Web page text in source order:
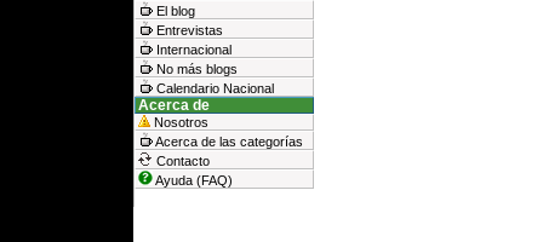
El blog
Entrevistas
Internacional
No más blogs
Calendario Nacional
Acerca de
Nosotros
Acerca de las categorías
Contacto
Ayuda (FAQ)